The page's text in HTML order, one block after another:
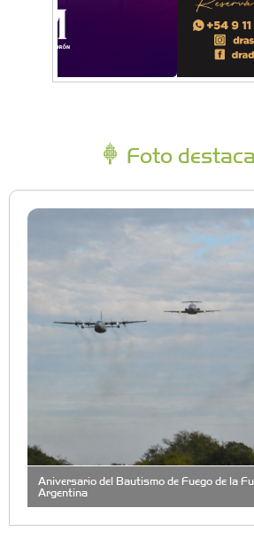
Foto
Aniversario del Bautismo de Fuego de la
Argentina